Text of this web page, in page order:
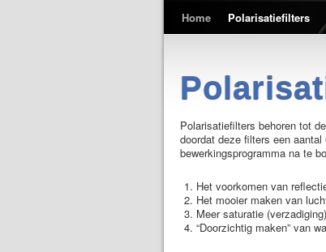
Home Polarisatiefilters
Polarisatiefilters behoren tot
doordat deze filters een aantal
bewerkingsprogramma na te
Het voorkomen van
Het mooier maken van
Meer saturatie
“Doorzichtig maken” van